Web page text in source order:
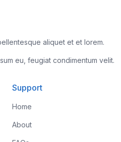
aliquet et et lorem.
eu, feugiat condimentum velit.
Support
Home
About